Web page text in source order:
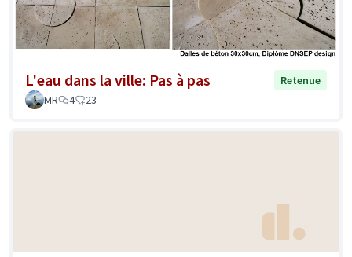
L'eau dans la ville: Pas à pas
Retenue
MR
4 23